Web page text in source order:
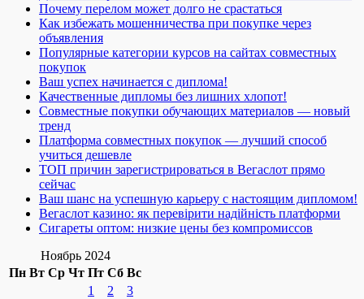
Почему перелом может долго не срастаться
Как избежать мошенничества при покупке через
объявления
Популярные категории курсов на сайтах совместных
покупок
Ваш успех начинается с диплома!
Качественные дипломы без лишних хлопот!
Совместные покупки обучающих материалов — новый
тренд
Платформа совместных покупок — лучший способ
учиться дешевле
ТОП причин зарегистрироваться в Вегаслот прямо
сейчас
Ваш шанс на успешную карьеру с настоящим дипломом!
Вегаслот казино: як перевірити надійність платформи
Сигареты оптом: низкие цены без компромиссов
Ноябрь 2024
Пн Вт Ср Чт Пт Сб Вс
1 2
3